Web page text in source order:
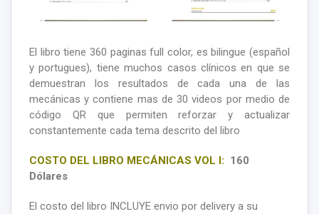
El libro tiene 360 paginas full color, es bilingue (español
y portugues), tiene muchos casos clínicos en que se
demuestran los resultados de cada una de las
mecánicas y contiene mas de 30 videos por medio de
código QR que permiten reforzar y actualizar
constantemente cada tema descrito del libro
COSTO DEL LIBRO MECÁNICAS VOL I: 160
Dólares
El costo del libro INCLUYE envio por delivery a su